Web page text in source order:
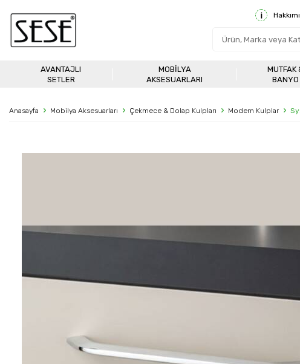
AVANTAJLI
SETLER
MOBILYA
AKSESUARLARI
MUTFAK
BANYO
Anasayfa Mobilya Aksesuarları Çekmece & Dolap Kulpları Modern Kulplar